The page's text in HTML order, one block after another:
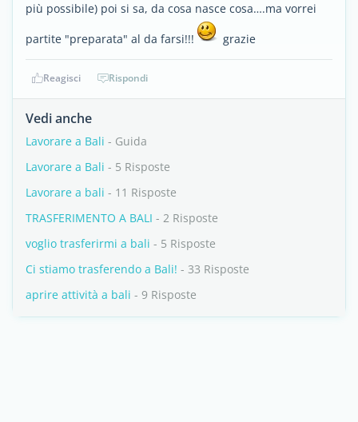
più possibile) poi si sa, da cosa nasce cosa….ma vorrei
partite "preparata" al da farsi!!!
grazie
Reagisci Rispondi
Vedi anche
Lavorare a Bali - Guida
Lavorare a Bali - 5 Risposte
Lavorare a bali - 11 Risposte
TRASFERIMENTO A BALI - 2 Risposte
voglio trasferirmi a bali - 5 Risposte
Ci stiamo trasferendo a Bali! - 33 Risposte
aprire attività a bali - 9 Risposte